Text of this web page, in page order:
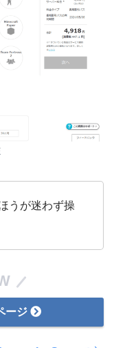
うが迷わず操
ージ